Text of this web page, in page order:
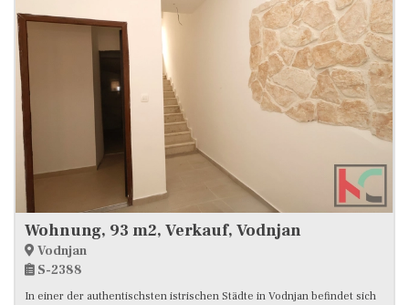
Wohnung, 93 m2, Verkauf, Vodnjan
Vodnjan
S-2388
In einer der authentischsten istrischen Städte in Vodnjan befindet sich